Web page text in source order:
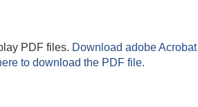
PDF files. Download adobe Acrobat
to download the PDF file.